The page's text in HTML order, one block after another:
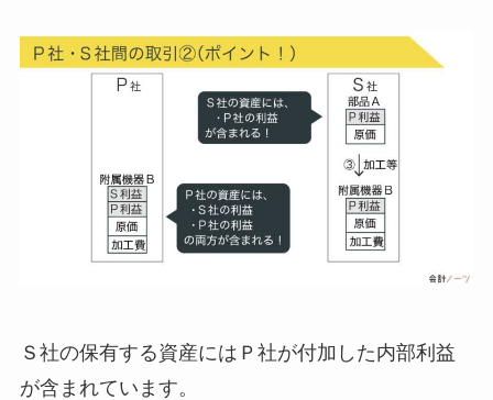
Ｓ社の保有する資産にはＰ社が付加した内部利益
が含まれています。